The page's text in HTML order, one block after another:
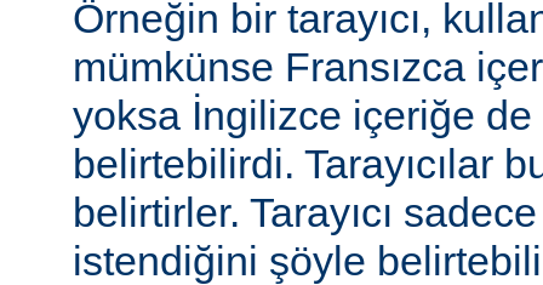
Örneğin bir tarayıcı,
mümkünse Fransızca
yoksa İngilizce içeriğe de
belirtebilirdi. Tarayıcılar
belirtirler. Tarayıcı
istendiğini şöyle